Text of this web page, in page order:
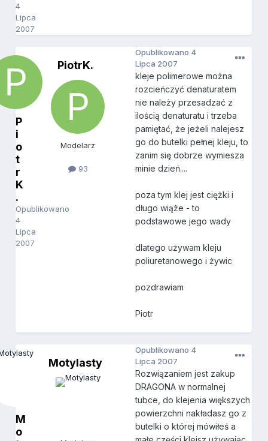
4
Lipca
2007
P
i
o
t
r
K
.
Opublikowano
4
Lipca
2007
PiotrK.
Modelarz
93
Opublikowano 4
Lipca 2007
kleje polimerowe można
rozcieńczyć denaturatem
nie należy przesadzać z
ilością denaturatu i trzeba
pamiętać, że jeżeli nalejesz
go do butelki pełnej kleju, to
zanim się dobrze wymiesza
minie dzień....
poza tym klej jest ciężki i
długo wiąże - to
podstawowe jego wady
dlatego używam kleju
poliuretanowego i żywic
pozdrawiam
Piotr
M
o
Motylasty
Opublikowano 4
Lipca 2007
Rozwiązaniem jest zakup
DRAGONA w normalnej
tubce, do klejenia większych
powierzchni nakładasz go z
butelki o której mówiłeś a